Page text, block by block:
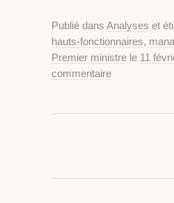
Publié dans Analyses et
hauts-fonctionnaires,
Premier ministre le 11
commentaire